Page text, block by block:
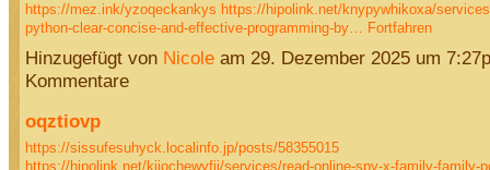
https://mez.ink/yzoqeckankys https://hipolink.net/knypywhikoxa/
python-clear-concise-and-effective-programming-by… Fortfahren
Hinzugefügt von Nicoleam 29. Dezember 2025 um
Kommentare
oqztiovp
https://sissufesuhyck.localinfo.jp/posts/58355015
https://hipolink.net/kijochewyfij/services/read-online-spy-x-family-family-